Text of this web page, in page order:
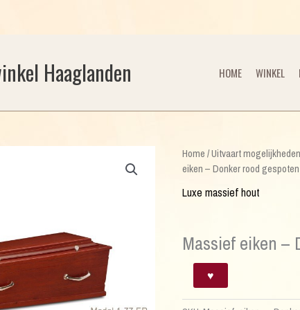
Haaglanden HOME WINKEL
Home /Uitvaart mogelijkheden
eiken – Donker rood gespoten
Luxe massief hout
Massief eiken –
Massief
eiken
-
♥